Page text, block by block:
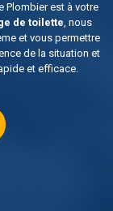
Plombier est à votre
de toilette, nous
et vous permettre
de la situation et
et efficace.